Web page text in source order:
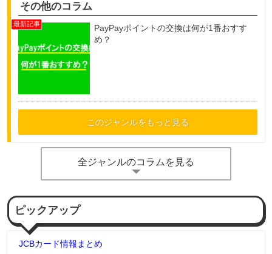
その他のコラム
PayPayポイントの交換は何が1番おすす
め？
このジャンルをもっと見る
全ジャンルのコラムを見る
ピックアップ
JCBカード情報まとめ